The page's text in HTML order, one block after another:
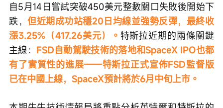
自5月14日嘗試突破450美元整數關口失敗後開始下
跌，但近期成功站穩20日均線並強勢反彈，最終收
漲3.25%（417.26美元）。 特斯拉近期的兩條關鍵
主線： FSD自動駕駛技術的落地和SpaceX IPO也都
有了實質性的進展——特斯拉正式宣佈FSD監督版
已在中國上線，SpaceX預計將於6月中旬上市。